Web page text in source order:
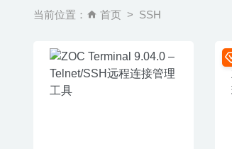
当前位置： 首页 SSH